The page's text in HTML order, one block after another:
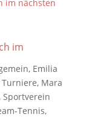
im
, Emilia
Turniere, Mara
Sportverein
Tennis,